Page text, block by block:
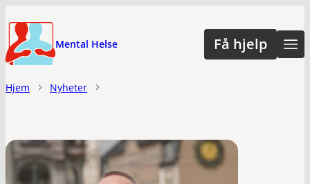
til
hovedinnhold
Mental Helse Få hjelp
Hjem Nyheter